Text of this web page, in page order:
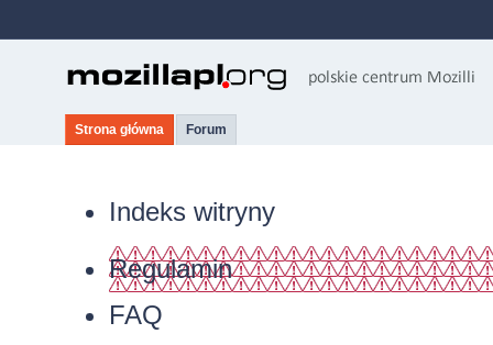
Strona główna Forum
Indeks witryny
Regulamin
FAQ